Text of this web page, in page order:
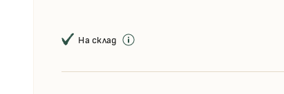
На склад